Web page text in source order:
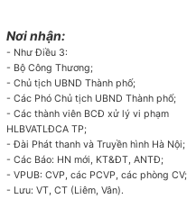
Nơi nhận:
- Như Điều 3:
- Bộ Công Thương;
- Chủ tịch UBND Thành phố;
- Các Phó Chủ tịch UBND Thành phố;
- Các thành viên BCĐ xử lý vi phạm
HLBVATLĐCA TP;
- Đài Phát thanh và Truyền hình Hà Nội;
- Các Báo: HN mới, KT&ĐT, ANTĐ;
- VPUB: CVP, các PCVP, các phòng CV;
- Lưu: VT, CT (Liêm, Vân).